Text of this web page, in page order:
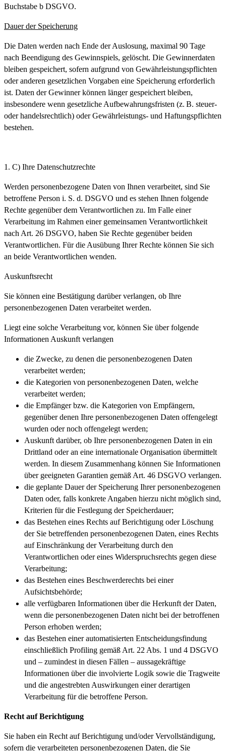
Buchstabe b DSGVO.
Dauer der Speicherung
Die Daten werden nach Ende der Auslosung, maximal 90 Tage
nach Beendigung des Gewinnspiels, gelöscht. Die Gewinnerdaten
bleiben gespeichert, sofern aufgrund von Gewährleistungspflichten
oder anderen gesetzlichen Vorgaben eine Speicherung erforderlich
ist. Daten der Gewinner können länger gespeichert bleiben,
insbesondere wenn gesetzliche Aufbewahrungsfristen (z. B. steuer-
oder handelsrechtlich) oder Gewährleistungs- und Haftungspflichten
bestehen.
C) Ihre Datenschutzrechte
Werden personenbezogene Daten von Ihnen verarbeitet, sind Sie
betroffene Person i. S. d. DSGVO und es stehen Ihnen folgende
Rechte gegenüber dem Verantwortlichen zu. Im Falle einer
Verarbeitung im Rahmen einer gemeinsamen Verantwortlichkeit
nach Art. 26 DSGVO, haben Sie Rechte gegenüber beiden
Verantwortlichen. Für die Ausübung Ihrer Rechte können Sie sich
an beide Verantwortlichen wenden.
Auskunftsrecht
Sie können eine Bestätigung darüber verlangen, ob Ihre
personenbezogenen Daten verarbeitet werden.
Liegt eine solche Verarbeitung vor, können Sie über folgende
Informationen Auskunft verlangen
die Zwecke, zu denen die personenbezogenen Daten
verarbeitet werden;
die Kategorien von personenbezogenen Daten, welche
verarbeitet werden;
die Empfänger bzw. die Kategorien von Empfängern,
gegenüber denen Ihre personenbezogenen Daten offengelegt
wurden oder noch offengelegt werden;
Auskunft darüber, ob Ihre personenbezogenen Daten in ein
Drittland oder an eine internationale Organisation übermittelt
werden. In diesem Zusammenhang können Sie Informationen
über geeigneten Garantien gemäß Art. 46 DSGVO verlangen.
die geplante Dauer der Speicherung Ihrer personenbezogenen
Daten oder, falls konkrete Angaben hierzu nicht möglich sind,
Kriterien für die Festlegung der Speicherdauer;
das Bestehen eines Rechts auf Berichtigung oder Löschung
der Sie betreffenden personenbezogenen Daten, eines Rechts
auf Einschränkung der Verarbeitung durch den
Verantwortlichen oder eines Widerspruchsrechts gegen diese
Verarbeitung;
das Bestehen eines Beschwerderechts bei einer
Aufsichtsbehörde;
alle verfügbaren Informationen über die Herkunft der Daten,
wenn die personenbezogenen Daten nicht bei der betroffenen
Person erhoben werden;
das Bestehen einer automatisierten Entscheidungsfindung
einschließlich Profiling gemäß Art. 22 Abs. 1 und 4 DSGVO
und – zumindest in diesen Fällen – aussagekräftige
Informationen über die involvierte Logik sowie die Tragweite
und die angestrebten Auswirkungen einer derartigen
Verarbeitung für die betroffene Person.
Recht auf Berichtigung
Sie haben ein Recht auf Berichtigung und/oder Vervollständigung,
sofern die verarbeiteten personenbezogenen Daten, die Sie